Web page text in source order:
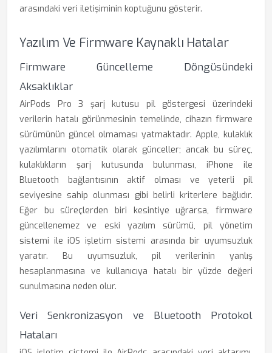
arasındaki veri iletişiminin koptuğunu gösterir.
Yazılım Ve Firmware Kaynaklı Hatalar
Firmware Güncelleme Döngüsündeki
Aksaklıklar
AirPods Pro 3 şarj kutusu pil göstergesi üzerindeki
verilerin hatalı görünmesinin temelinde, cihazın firmware
sürümünün güncel olmaması yatmaktadır. Apple, kulaklık
yazılımlarını otomatik olarak günceller; ancak bu süreç,
kulaklıkların şarj kutusunda bulunması, iPhone ile
Bluetooth bağlantısının aktif olması ve yeterli pil
seviyesine sahip olunması gibi belirli kriterlere bağlıdır.
Eğer bu süreçlerden biri kesintiye uğrarsa, firmware
güncellenemez ve eski yazılım sürümü, pil yönetim
sistemi ile iOS işletim sistemi arasında bir uyumsuzluk
yaratır. Bu uyumsuzluk, pil verilerinin yanlış
hesaplanmasına ve kullanıcıya hatalı bir yüzde değeri
sunulmasına neden olur.
Veri Senkronizasyon ve Bluetooth Protokol
Hataları